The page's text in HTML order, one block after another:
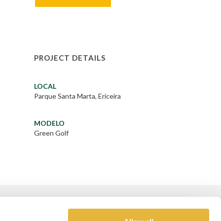
PROJECT DETAILS
LOCAL
Parque Santa Marta, Ericeira
MODELO
Green Golf